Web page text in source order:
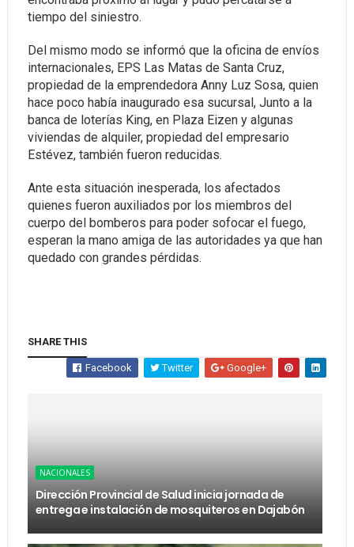
tiempo del siniestro.
Del mismo modo se informó que la oficina de envíos
internacionales, EPS Las Matas de Santa Cruz,
propiedad de la emprendedora Anny Luz Sosa, quien
hace poco había inaugurado esa sucursal, Junto a la
banca de loterías King, en Plaza Eizen y algunas
viviendas de alquiler, propiedad del empresario
Estévez, también fueron reducidas.
Ante esta situación inesperada, los afectados
quienes fueron auxiliados por los miembros del
cuerpo del bomberos para poder sofocar el fuego,
esperan la mano amiga de las autoridades ya que han
quedado con grandes pérdidas.
SHARE THIS
Facebook Twitter Google+
NACIONALES
Dirección Provincial de Salud inicia jornada de
entrega e instalación de mosquiteros en Dajabón